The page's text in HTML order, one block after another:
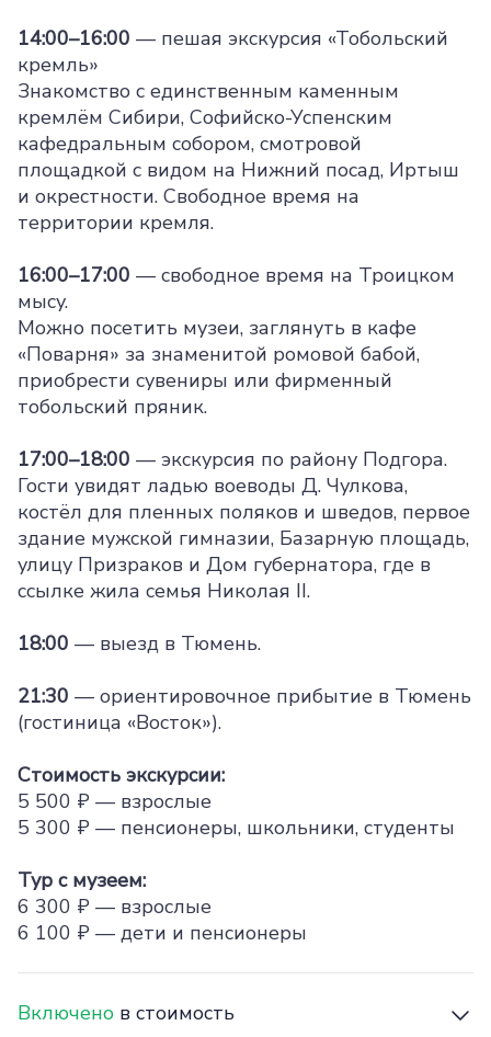
14:00–16:00 — пешая экскурсия «Тобольский
кремль»
Знакомство с единственным каменным
кремлём Сибири, Софийско-Успенским
кафедральным собором, смотровой
площадкой с видом на Нижний посад, Иртыш
и окрестности. Свободное время на
территории кремля.
16:00–17:00 — свободное время на Троицком
мысу.
Можно посетить музеи, заглянуть в кафе
«Поварня» за знаменитой ромовой бабой,
приобрести сувениры или фирменный
тобольский пряник.
17:00–18:00 — экскурсия по району Подгора.
Гости увидят ладью воеводы Д. Чулкова,
костёл для пленных поляков и шведов, первое
здание мужской гимназии, Базарную площадь,
улицу Призраков и Дом губернатора, где в
ссылке жила семья Николая II.
18:00 — выезд в Тюмень.
21:30 — ориентировочное прибытие в Тюмень
(гостиница «Восток»).
Стоимость экскурсии:
5 500 ₽ — взрослые
5 300 ₽ — пенсионеры, школьники, студенты
Тур с музеем:
6 300 ₽ — взрослые
6 100 ₽ — дети и пенсионеры
Включено в стоимость